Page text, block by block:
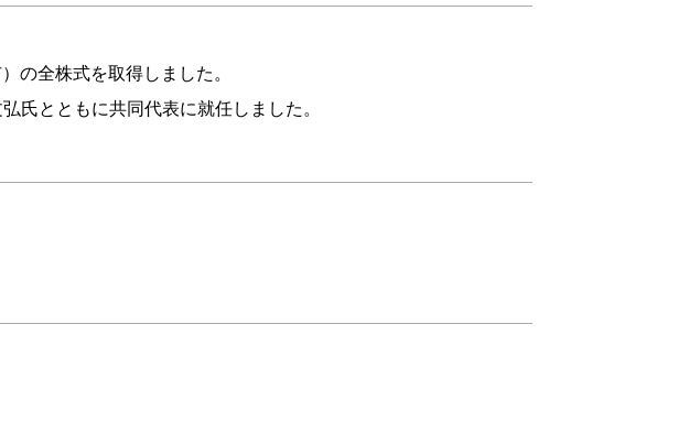
の全株式を取得しました。
氏とともに共同代表に就任しました。